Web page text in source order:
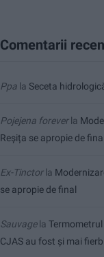
Comentarii
Ppa la Seceta
Pojejena foreverla
Reșița se apropie de final
Ex-Tinctorla
se apropie de final
Sauvagela
CJAS au fost și mai